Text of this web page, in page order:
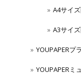
A4サイ
A3サイ
YOUPAPERプ
YOUPAPERミ